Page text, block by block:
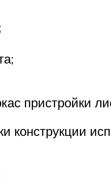
пристройки
конструкции